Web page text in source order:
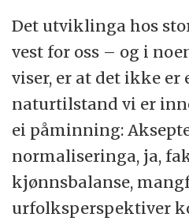
Det utviklinga hos
vest for oss – og i
viser, er at det ikke
naturtilstand vi er
ei påminning:
normaliseringa, ja,
kjønnsbalanse,
urfolksperspektiver